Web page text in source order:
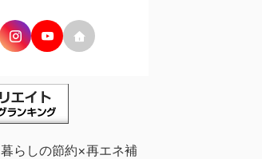
暮らしの節約×再エネ補